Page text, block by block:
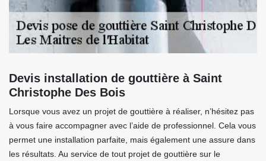
Devis installation de gouttière à Saint
Christophe Des Bois
Lorsque vous avez un projet de gouttière à réaliser, n’hésitez pas
à vous faire accompagner avec l’aide de professionnel. Cela vous
permet une installation parfaite, mais également une assure dans
les résultats. Au service de tout projet de gouttière sur le